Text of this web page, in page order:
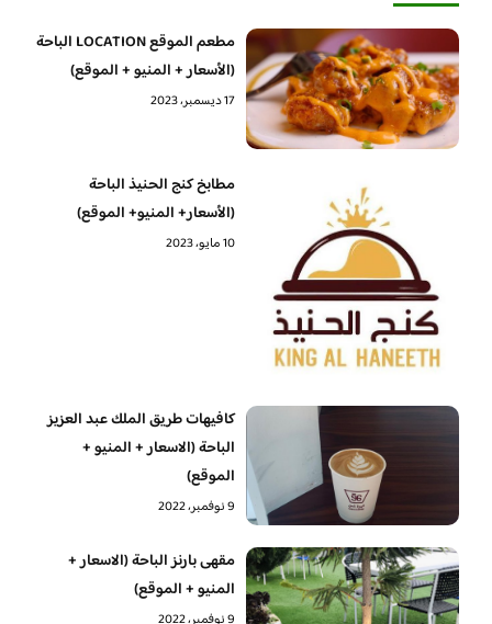
مطعم الموقع LOCATION الباحة
(الأسعار + المنيو + الموقع)
17 ديسمبر، 2023
مطابخ كنج الحنيذ الباحة
(الأسعار+ المنيو+ الموقع)
10 مايو، 2023
كافيهات طريق الملك عبد العزيز
الباحة (الاسعار + المنيو +
الموقع)
9 نوفمبر، 2022
مقهى بارنز الباحة (الاسعار +
المنيو + الموقع)